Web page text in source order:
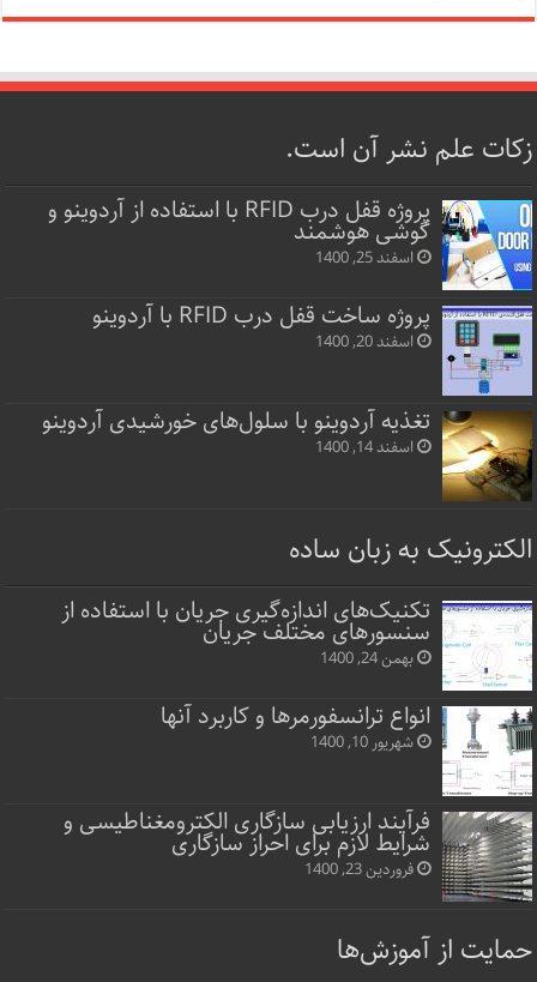
زکات علم نشر آن است.
پروژه قفل‌ درب RFID با استفاده از آردوینو و
گوشی هوشمند
اسفند 25, 1400
پروژه ساخت قفل‌ درب RFID با آردوینو
اسفند 20, 1400
تغذیه آردوینو با سلول‌های خورشیدی آردوینو
اسفند 14, 1400
الکترونیک به زبان ساده
تکنیک‌های اندازه‌گیری جریان با استفاده از
سنسورهای مختلف جریان
بهمن 24, 1400
انواع ترانسفورمرها و کاربرد آنها
شهریور 10, 1400
فرآیند ارزیابی سازگاری الکترومغناطیسی و
شرایط لازم برای احراز سازگاری
فروردین 23, 1400
حمایت از آموزش‌ها